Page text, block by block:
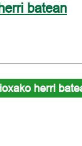
batean
herri